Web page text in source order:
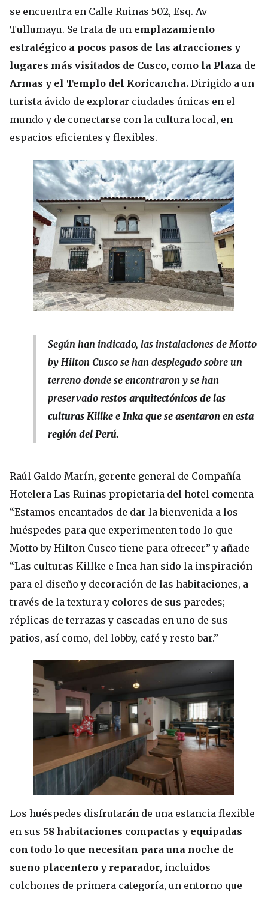
se encuentra en Calle Ruinas 502, Esq. Av
Tullumayu. Se trata de un emplazamiento
estratégico a pocos pasos de las atracciones y
lugares más visitados de Cusco, como la Plaza de
Armas y el Templo del Koricancha. Dirigido a un
turista ávido de explorar ciudades únicas en el
mundo y de conectarse con la cultura local, en
espacios eficientes y flexibles.
Según han indicado, las instalaciones de Motto
by Hilton Cusco se han desplegado sobre un
terreno donde se encontraron y se han
preservado restos arquitectónicos de las
culturas Killke e Inka que se asentaron en esta
región del Perú.
Raúl Galdo Marín, gerente general de Compañía
Hotelera Las Ruinas propietaria del hotel comenta
“Estamos encantados de dar la bienvenida a los
huéspedes para que experimenten todo lo que
Motto by Hilton Cusco tiene para ofrecer” y añade
“Las culturas Killke e Inca han sido la inspiración
para el diseño y decoración de las habitaciones, a
través de la textura y colores de sus paredes;
réplicas de terrazas y cascadas en uno de sus
patios, así como, del lobby, café y resto bar.”
Los huéspedes disfrutarán de una estancia flexible
en sus 58 habitaciones compactas y equipadas
con todo lo que necesitan para una noche de
sueño placentero y reparador, incluidos
colchones de primera categoría, un entorno que